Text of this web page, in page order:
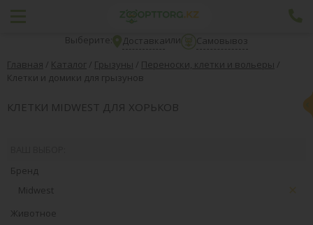
Выберите: Доставкаили
Самовывоз
Главная / Каталог / Грызуны / Переноски, клетки и вольеры /
Клетки и домики для грызунов
КЛЕТКИ MIDWEST ДЛЯ ХОРЬКОВ
Бренд
Midwest
Животное